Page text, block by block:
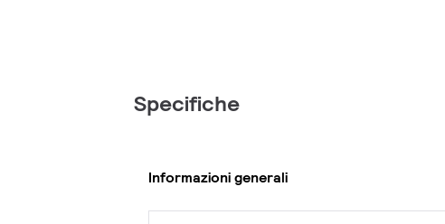
Specifiche
Informazioni generali